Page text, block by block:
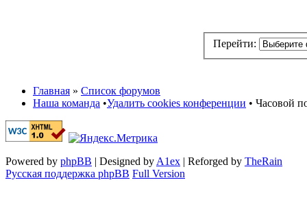
Перейти:
Главная » Список форумов
Наша команда •Удалить cookies конференции • Часовой
Powered by phpBB | Designed by A1ex | Reforged by TheRain
Русская поддержка phpBB Full Version